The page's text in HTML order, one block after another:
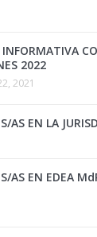
2022
2021
AS EN LA
AS EN EDEA